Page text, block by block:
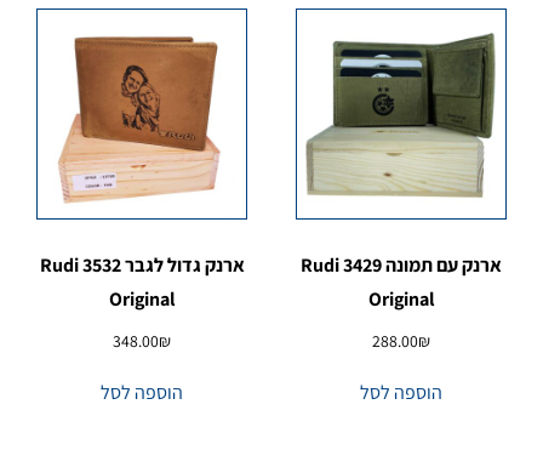
ארנק עם תמונה 3429 Rudi
Original
288.00₪
הוספה לסל
ארנק גדול לגבר 3532 Rudi
Original
348.00₪
הוספה לסל